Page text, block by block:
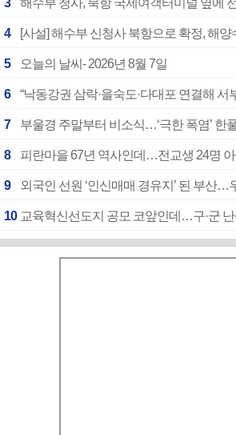
3 해수부 청사, 북항 국제여객터미널 옆에
4 [사설] 해수부 신청사 북항으로 확정, 해
5 오늘의 날씨- 2026년 8월 7일
6 “낙동강권 삼락·을숙도·다대포 연결해 서
7 부울경 주말부터 비소식…‘극한 폭염’ 한
8 피란마을 67년 역사인데…전교생 24명
9 외국인 선원 ‘인신매매 경유지’ 된 부산…
10 교육혁신선도지 공모 코앞인데…구·군 난